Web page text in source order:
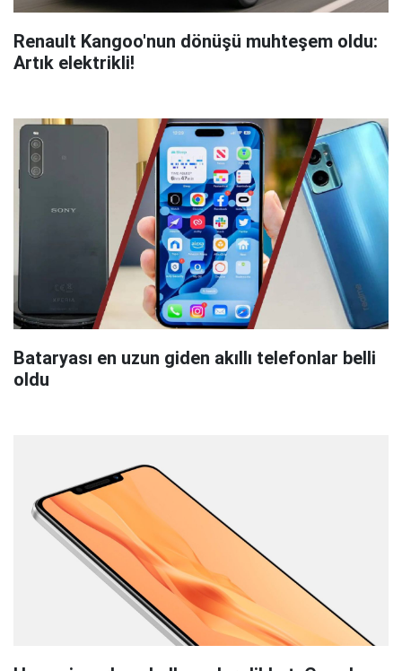
Renault Kangoo'nun dönüşü muhteşem oldu:
Artık elektrikli!
Bataryası en uzun giden akıllı telefonlar belli
oldu